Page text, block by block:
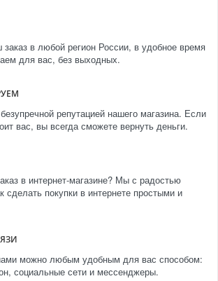
в любой регион России, в удобное время
для вас, без выходных.
репутацией нашего магазина. Если
вас, вы всегда сможете вернуть деньги.
в интернет-магазине? Мы с радостью
сделать покупки в интернете простыми и
можно любым удобным для вас способом:
социальные сети и мессенджеры.